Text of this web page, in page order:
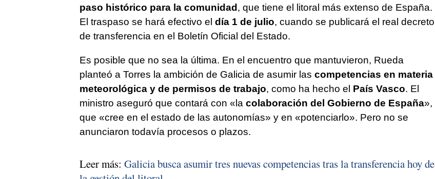
paso histórico para la comunidad , que tiene el litoral más extenso de España.
El traspaso se hará efectivo el día 1 de julio, cuando se publicará el real decreto
de transferencia en el Boletín Oficial del Estado.
Es posible que no sea la última. En el encuentro que mantuvieron, Rueda
planteó a Torres la ambición de Galicia de asumir las competencias en materia
meteorológica y de permisos de trabajo, como ha hecho el País Vasco. El
ministro aseguró que contará con «la colaboración del Gobierno de España»,
que «cree en el estado de las autonomías» y en «potenciarlo». Pero no se
anunciaron todavía procesos o plazos.
Leer más: Galicia busca asumir tres nuevas competencias tras la transferencia hoy de